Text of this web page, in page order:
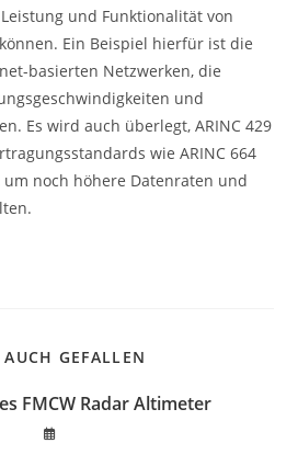
und Funktionalität von
Ein Beispiel hierfür ist die
basierten Netzwerken, die
und
Es wird auch überlegt, ARINC 429
wie ARINC 664
um noch höhere Datenraten und
GEFALLEN
FMCW Radar Altimeter